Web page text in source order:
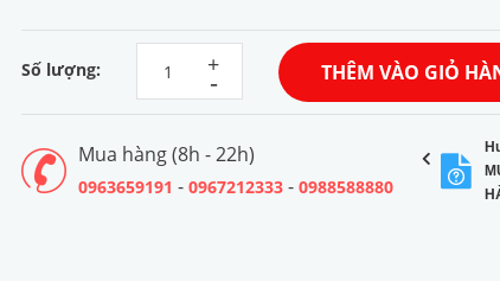
Số lượng: -
+ THÊM VÀO GIỎ
Mua hàng (8h - 22h)
0963659191 - 0967212333 - 0988588880